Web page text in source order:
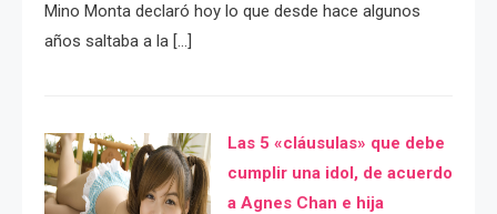
Mino Monta declaró hoy lo que desde hace algunos
años saltaba a la […]
Las 5 «cláusulas» que debe
cumplir una idol, de acuerdo
a Agnes Chan e hija